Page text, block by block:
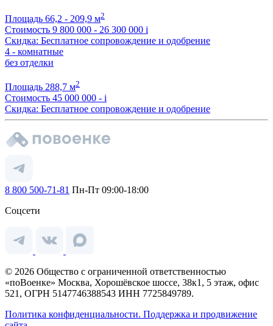
Площадь 66,2 - 209,9 м2
Стоимость 9 800 000 - 26 300 000 i
Скидка: Бесплатное сопровождение и одобрение
4 - комнатные
без отделки
Площадь 288,7 м2
Стоимость 45 000 000 - i
Скидка: Бесплатное сопровождение и одобрение
8 800 500-71-81 Пн-Пт 09:00-18:00
Соцсети
© 2026 Общество с ограниченной ответственностью
«поВоенке» Москва, Хорошёвское шоссе, 38к1, 5 этаж, офис
521, ОГРН 5147746388543 ИНН 7725849789.
Политика конфиденциальности. Поддержка и продвижение